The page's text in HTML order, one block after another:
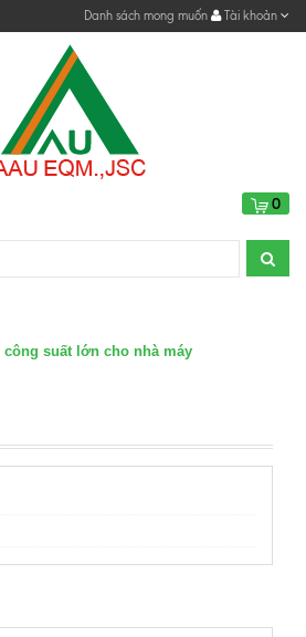
Danh sách mong muốn Tài khoản
0
suất lớn cho nhà máy